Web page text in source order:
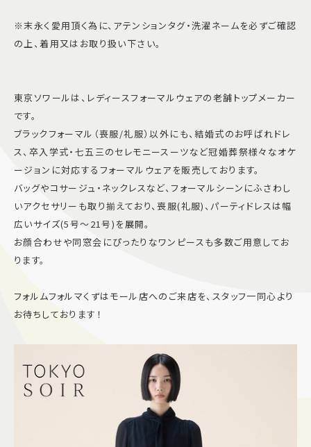
※末永く愛用頂く為に、アテンションタグ・洗濯ネームを必ずご確認
の上、着用又はお取り扱い下さい。
東京ソワールは、レディースフォーマルウェアの老舗トップメーカー
です。
ブラックフォーマル（喪服/礼服）以外にも、結婚式のお呼ばれドレ
ス、卒入学式・七五三のセレモニースーツなど冠婚葬祭様々なオケ
ージョンに対応するフォーマルウェアを販売しております。
バッグやコサージュ・ネックレスなど、フォーマルシーンにふさわし
いアクセサリーも取り揃えており、喪服(礼服)、パーティドレスは幅
広いサイズ(5号～21号)を展開。
お顔合わせや同窓会にぴったりなワンピースも多数ご用意してお
ります。
フォルムフォルマくずはモール店へのご来店を、スタッフ一同心より
お待ちしております！